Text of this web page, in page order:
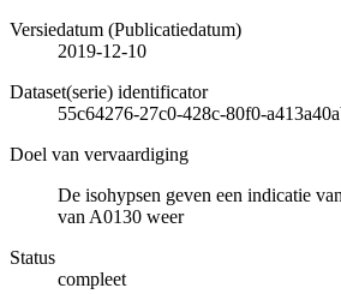
Versiedatum (Publicatiedatum)
2019-12-10
Dataset(serie) identificator
55c64276-27c0-428c-80f0-
Doel van vervaardiging
De isohypsen geven een indicatie
van A0130 weer
Status
compleet